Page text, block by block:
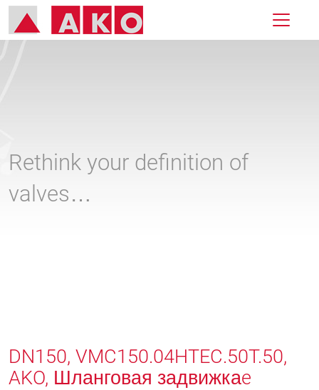
Rethink your definition of
valves…
DN150, VMC150.04HTEC.50T.50,
AKO, Шланговая задвижкаe